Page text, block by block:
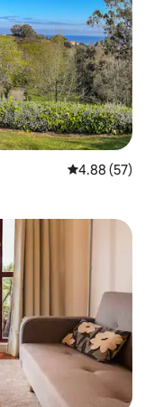
Calificación
4.88 (57)